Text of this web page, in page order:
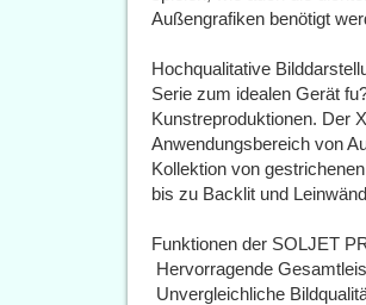
Außengrafiken benötigt
Hochqualitative
Serie zum idealen Gerät
Kunstreproduktionen. Der
Anwendungsbereich von
Kollektion von
bis zu Backlit und
Funktionen der SOLJET
 Hervorragende
 Unvergleichliche